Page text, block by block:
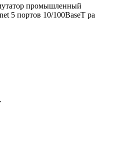
промышленный
5 портов 10/100BaseT ра